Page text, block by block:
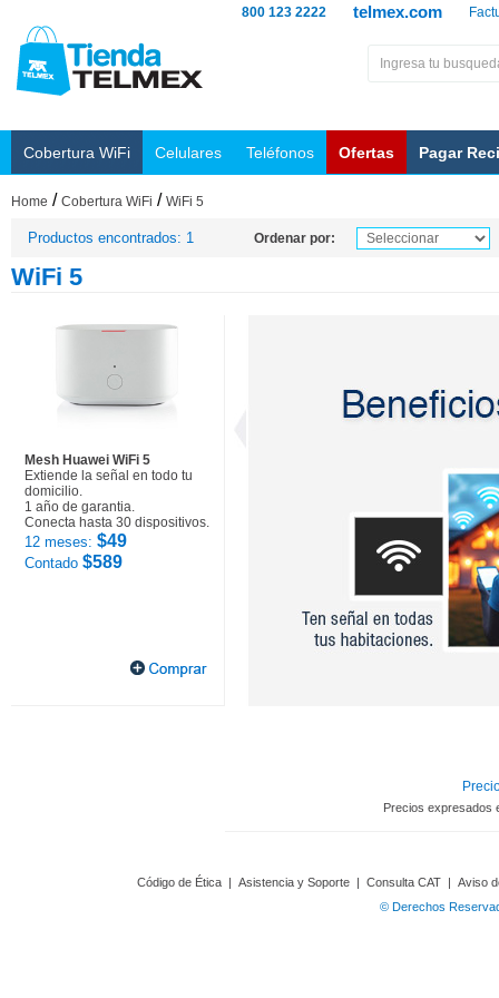
telmex.com
800 123 2222
Cobertura WiFi Celulares Teléfonos Ofertas Pagar
Home / Cobertura WiFi / WiFi 5
Productos encontrados: 1 Ordenar por:
WiFi 5
Mesh Huawei WiFi 5
Extiende la señal en todo tu
domicilio.
1 año de garantia.
Conecta hasta 30 dispositivos.
12 meses: $49
Contado $589
Precios expresados
Código de Ética | Asistencia y Soporte | Consulta CAT | Aviso
© Derechos